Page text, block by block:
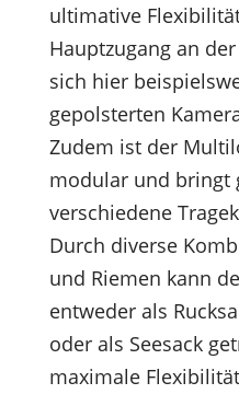
ultimative
Hauptzugang an
sich hier
gepolsterten
Zudem ist der
modular und bringt
verschiedene
Durch diverse
und Riemen kann
entweder als
oder als Seesack
maximale